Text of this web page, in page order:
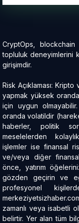
CryptOps,
topluluk deneyimlerini
girişimdir.
Risk Açıklaması:
yapmak yüksek
için uygun
oranda volatildir
haberler, politik
meselelerden
işlemler ise finansal
ve/veya diğer
önce, yatırım
gözden geçirin ve
profesyonel
zamanlı veya isabetli
belirtir. Yer alan tüm